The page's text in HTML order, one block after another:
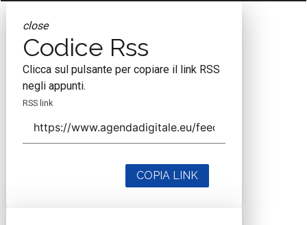
close
Codice Rss
Clicca sul pulsante per copiare il link RSS
negli appunti.
RSS link
COPIA LINK